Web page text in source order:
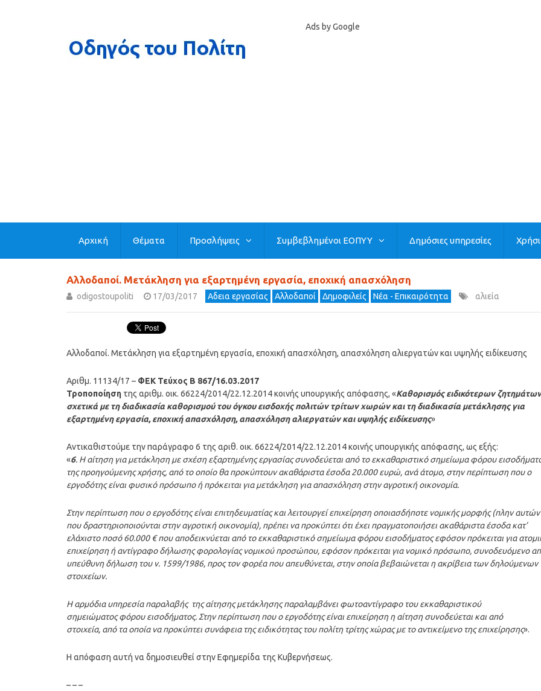
Ads by Google
Αρχική Θέματα Προσλήψεις Συμβεβλημένοι ΕΟΠΥΥ Δημόσιες υπηρεσίες
Αλλοδαποί. Μετάκληση για εξαρτημένη εργασία, εποχική απασχόληση
odigostoupoliti 17/03/2017 Αδεια εργασίας Αλλοδαποί Δημοφιλείς Νέα - Επικαιρότητα αλιεία
Αλλοδαποί. Μετάκληση για εξαρτημένη εργασία, εποχική απασχόληση, απασχόληση αλιεργατών και υψηλής ειδίκευσης
Αριθμ. 11134/17 – ΦΕΚ Τεύχος Β 867/16.03.2017
Τροποποίηση της αριθμ. οικ. 66224/2014/22.12.2014 κοινής υπουργικής απόφασης, «Καθορισμός ειδικότερων ζητημάτων
σχετικά με τη διαδικασία καθορισμού του όγκου εισδοχής πολιτών τρίτων χωρών και τη διαδικασία μετάκλησης για
εξαρτημένη εργασία, εποχική απασχόληση, απασχόληση αλιεργατών και υψηλής ειδίκευσης»
Αντικαθιστούμε την παράγραφο 6 της αριθ. οικ. 66224/2014/22.12.2014 κοινής υπουργικής απόφασης, ως εξής:
«6. Η αίτηση για μετάκληση με σχέση εξαρτημένης εργασίας συνοδεύεται από το εκκαθαριστικό σημείωμα φόρου
της προηγούμενης χρήσης, από το οποίο θα προκύπτουν ακαθάριστα έσοδα 20.000 ευρώ, ανά άτομο, στην περίπτωση που ο
εργοδότης είναι φυσικό πρόσωπο ή πρόκειται για μετάκληση για απασχόληση στην αγροτική οικονομία.
Στην περίπτωση που ο εργοδότης είναι επιτηδευματίας και λειτουργεί επιχείρηση οποιασδήποτε νομικής μορφής (πλην αυτών
που δραστηριοποιούνται στην αγροτική οικονομία), πρέπει να προκύπτει ότι έχει πραγματοποιήσει ακαθάριστα έσοδα κατ’
ελάχιστο ποσό 60.000 € που αποδεικνύεται από το εκκαθαριστικό σημείωμα φόρου εισοδήματος εφόσον πρόκειται για
επιχείρηση ή αντίγραφο δήλωσης φορολογίας νομικού προσώπου, εφόσον πρόκειται για νομικό πρόσωπο, συνοδευόμενο
υπεύθυνη δήλωση του ν. 1599/1986, προς τον φορέα που απευθύνεται, στην οποία βεβαιώνεται η ακρίβεια των δηλούμενων
στοιχείων.
Η αρμόδια υπηρεσία παραλαβής της αίτησης μετάκλησης παραλαμβάνει φωτοαντίγραφο του εκκαθαριστικού
σημειώματος φόρου εισοδήματος. Στην περίπτωση που ο εργοδότης είναι επιχείρηση η αίτηση συνοδεύεται και από
στοιχεία, από τα οποία να προκύπτει συνάφεια της ειδικότητας του πολίτη τρίτης χώρας με το αντικείμενο της επιχείρησης».
Η απόφαση αυτή να δημοσιευθεί στην Εφημερίδα της Κυβερνήσεως.
– – –